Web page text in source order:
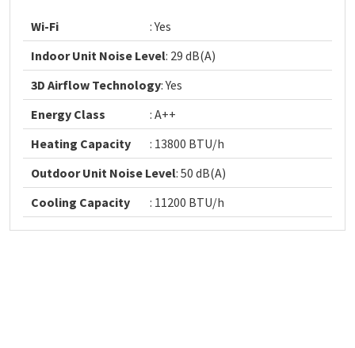
Wi-Fi
: Yes
Indoor Unit Noise Level: 29 dB(A)
3D Airflow Technology: Yes
Energy Class
: A++
Heating Capacity
: 13800 BTU/h
Outdoor Unit Noise Level: 50 dB(A)
Cooling Capacity
: 11200 BTU/h